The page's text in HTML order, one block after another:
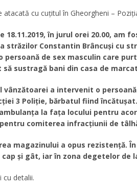
atacată cu cuţitul în Gheorgheni –
18.11.2019, în jurul orei 20.00, am
străzilor Constantin Brâncuși cu
persoană de sex masculin care
să sustragă bani din casa de
vânzătoarei a intervenit o
3 Poliție, bărbatul fiind încătușat.
la fața locului pentru
comiterea infracțiunii de
magazinului a opus rezistenţă.
cap şi gât, iar în zona degetelor
cu detalii.